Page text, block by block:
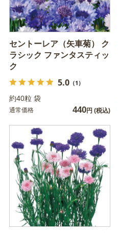
セントーレア（矢車菊） ク
ラシック ファンタスティッ
ク
5.0（1）
約40粒 袋
通常価格 440円 (税込)